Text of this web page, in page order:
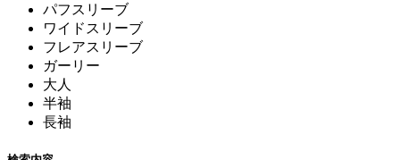
パフスリーブ
ワイドスリーブ
フレアスリーブ
ガーリー
大人
半袖
長袖